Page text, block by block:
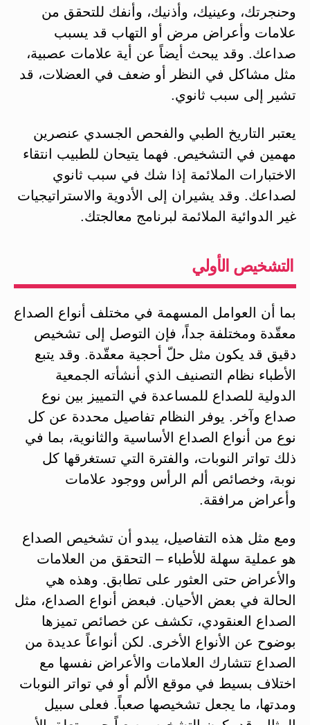
وحنجرتك، وعينيك، وأذنيك، وأنفك للتحقق من
علامات وأعراض مرض أو التهاب قد يسبب
صداعك. وقد يبحث أيضاً عن أية علامات عصبية،
مثل مشاكل في النظر أو ضعف في العضلات، قد
تشير إلى سبب ثانوي.
يعتبر التاريخ الطبي والفحص الجسدي عنصرين
مهمين في التشخيص. فهما يتيحان للطبيب انتقاء
الاختبارات الملائمة إذا شك في سبب ثانوي
لصداعك. وقد يشيران إلى الأدوية والاستراتيجيات
غير الدوائية الملائمة لبرنامج معالجتك.
التشخيص الأولي
بما أن العوامل المسهمة في مختلف أنواع الصداع
معقّدة ومختلفة جداً، فإن التوصل إلى تشخيص
دقيق قد يكون مثل حلّ أحجية معقّدة. وقد يتبع
الأطباء نظام التصنيف الذي أنشأته الجمعية
الدولية للصداع للمساعدة في التمييز بين نوع
صداع وآخر. يوفر النظام تفاصيل محددة عن كل
نوع من أنواع الصداع الأساسية والثانوية، بما في
ذلك تواتر النوبات، والفترة التي تستغرقها كل
نوبة، وخصائص ألم الرأس ووجود علامات
وأعراض مرافقة.
ومع مثل هذه التفاصيل، يبدو أن تشخيص الصداع
هو عملية سهلة للأطباء – التحقق من العلامات
والأعراض حتى العثور على تطابق. وهذه هي
الحالة في بعض الأحيان. فبعض أنواع الصداع، مثل
الصداع العنقودي، تكشف عن خصائص تميزها
بوضوح عن الأنواع الأخرى. لكن أنواعاً عديدة من
الصداع تتشارك العلامات والأعراض نفسها مع
اختلاف بسيط في موقع الألم أو في تواتر النوبات
ومدتها، ما يجعل تشخيصها صعباً. فعلى سبيل